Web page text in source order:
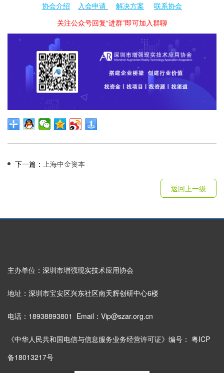
协会介绍 入会申请 解决方案
联系协会
关注公众号回复“进群”即可加入群聊
下一篇： 上海中金资本
返回上一级
主办单位：深圳市增强现实技术应用协会
地址：深圳市宝安区兴东社区南天辉创研中心6楼
电话：18938893801 Email：Vip@szar.org.cn
《中华人民共和国电信与信息服务业务经营许可证》编号： 粤ICP
备18013217号